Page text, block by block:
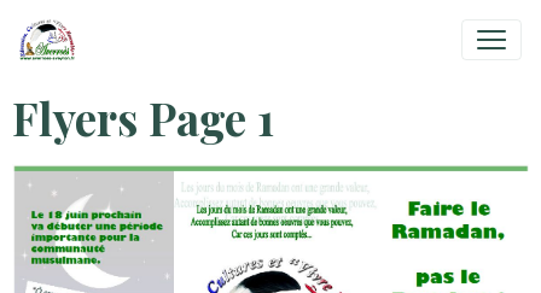
Flyers Page 1